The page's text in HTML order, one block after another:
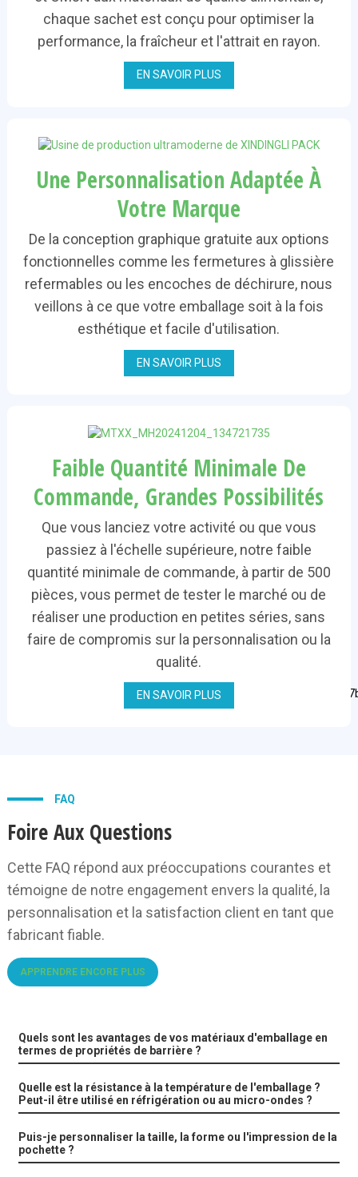
chaque sachet est conçu pour optimiser la
performance, la fraîcheur et l'attrait en rayon.
EN SAVOIR PLUS
Une Personnalisation Adaptée À
Votre Marque
De la conception graphique gratuite aux options
fonctionnelles comme les fermetures à glissière
refermables ou les encoches de déchirure, nous
veillons à ce que votre emballage soit à la fois
esthétique et facile d'utilisation.
EN SAVOIR PLUS
Faible Quantité Minimale De
Commande, Grandes Possibilités
Que vous lanciez votre activité ou que vous
passiez à l'échelle supérieure, notre faible
quantité minimale de commande, à partir de 500
pièces, vous permet de tester le marché ou de
réaliser une production en petites séries, sans
faire de compromis sur la personnalisation ou la
qualité.
EN SAVOIR PLUS
FAQ
Foire Aux Questions
Cette FAQ répond aux préoccupations courantes et
témoigne de notre engagement envers la qualité, la
personnalisation et la satisfaction client en tant que
fabricant fiable.
APPRENDRE ENCORE PLUS
Quels sont les avantages de vos matériaux d'emballage en
termes de propriétés de barrière ?
Quelle est la résistance à la température de l'emballage ?
Peut-il être utilisé en réfrigération ou au micro-ondes ?
Puis-je personnaliser la taille, la forme ou l'impression de la
pochette ?